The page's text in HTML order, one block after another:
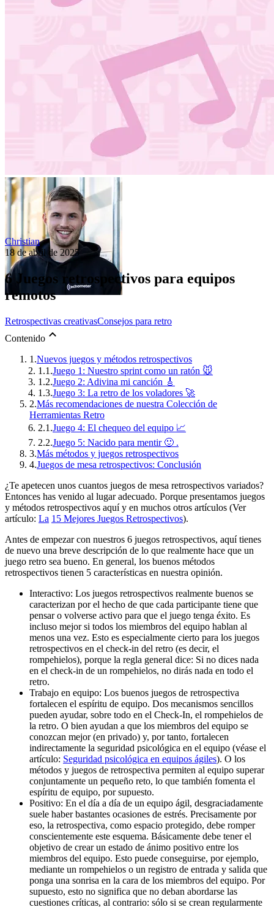
Christian
18 de abril de 2025
6 Juegos retrospectivos para equipos
remotos
Retrospectivas creativasConsejos para retro
Contenido
1.Nuevos juegos y métodos retrospectivos
1.1.Juego 1: Nuestro sprint como un ratón 🐭
1.2.Juego 2: Adivina mi canción 🎸
1.3.Juego 3: La retro de los voladores 🚀
2.Más recomendaciones de nuestra Colección de
Herramientas Retro
2.1.Juego 4: El chequeo del equipo 📈
2.2.Juego 5: Nacido para mentir 🙂 .
3.Más métodos y juegos retrospectivos
4.Juegos de mesa retrospectivos: Conclusión
¿Te apetecen unos cuantos juegos de mesa retrospectivos variados?
Entonces has venido al lugar adecuado. Porque presentamos juegos
y métodos retrospectivos aquí y en muchos otros artículos (Ver
artículo: La 15 Mejores Juegos Retrospectivos).
Antes de empezar con nuestros 6 juegos retrospectivos, aquí tienes
de nuevo una breve descripción de lo que realmente hace que un
juego retro sea bueno. En general, los buenos métodos
retrospectivos tienen 5 características en nuestra opinión.
Interactivo: Los juegos retrospectivos realmente buenos se
caracterizan por el hecho de que cada participante tiene que
pensar o volverse activo para que el juego tenga éxito. Es
incluso mejor si todos los miembros del equipo hablan al
menos una vez. Esto es especialmente cierto para los juegos
retrospectivos en el check-in del retro (es decir, el
rompehielos), porque la regla general dice: Si no dices nada
en el check-in de un rompehielos, no dirás nada en todo el
retro.
Trabajo en equipo: Los buenos juegos de retrospectiva
fortalecen el espíritu de equipo. Dos mecanismos sencillos
pueden ayudar, sobre todo en el Check-In, el rompehielos de
la retro. O bien ayudan a que los miembros del equipo se
conozcan mejor (en privado) y, por tanto, fortalecen
indirectamente la seguridad psicológica en el equipo (véase el
artículo: Seguridad psicológica en equipos ágiles). O los
métodos y juegos de retrospectiva permiten al equipo superar
conjuntamente un pequeño reto, lo que también fomenta el
espíritu de equipo, por supuesto.
Positivo: En el día a día de un equipo ágil, desgraciadamente
suele haber bastantes ocasiones de estrés. Precisamente por
eso, la retrospectiva, como espacio protegido, debe romper
conscientemente este esquema. Básicamente debe tener el
objetivo de crear un estado de ánimo positivo entre los
miembros del equipo. Esto puede conseguirse, por ejemplo,
mediante un rompehielos o un registro de entrada y salida que
ponga una sonrisa en la cara de los miembros del equipo. Por
supuesto, esto no significa que no deban abordarse las
cuestiones críticas, al contrario: sólo si se crean regularmente